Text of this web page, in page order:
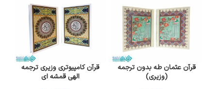
قرآن عثمان طه بدون ترجمه
(وزیری)
قرآن کامپیوتری وزیری ترجمه
الهی قمشه ای